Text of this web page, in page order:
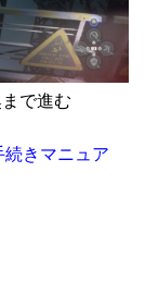
で進む
きマニュア